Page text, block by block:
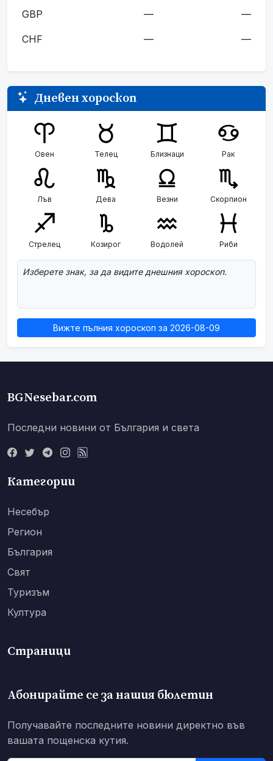
GBP — —
CHF — —
Дневен хороскоп
Овен Телец Близнаци Рак
Лъв Дева Везни Скорпион
Стрелец Козирог Водолей Риби
Изберете знак, за да видите днешния хороскоп.
Вижте пълния хороскоп за 2026-08-09
BGNesebar.com
Последни новини от България и света
Категории
Несебър
Регион
България
Свят
Туризъм
Култура
Страници
Абонирайте се за нашия бюлетин
Получавайте последните новини директно във
вашата пощенска кутия.